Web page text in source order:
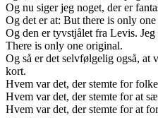
Og nu siger jeg noget, der er
Og det er at: But there is only
Og den er tyvstjålet fra Levis.
There is only one original.
Og så er det selvfølgelig også, at
kort.
Hvem var det, der stemte for
Hvem var det, der stemte for at
Hvem var det, der stemte for at